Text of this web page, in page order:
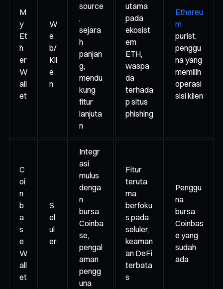
M
y
Et
h
er
W
all
et
W
e
b/
Kli
e
n
source
,
sejara
h
panjan
g,
mendu
kung
fitur
lanjuta
n
utama
pada
ekosist
em
ETH,
waspa
da
terhada
p situs
phishing
Ethereu
m
purist,
penggu
na yang
memilih
operasi
sisi klien
C
oi
n
b
a
s
e
W
all
et
S
el
ul
er
Integr
asi
mulus
denga
n
bursa
Coinba
se,
pengal
aman
pengg
una
Fitur
teruta
ma
berfoku
s pada
seluler,
keaman
an DeFi
terbata
s
Penggu
na
bursa
Coinbas
e yang
sudah
ada